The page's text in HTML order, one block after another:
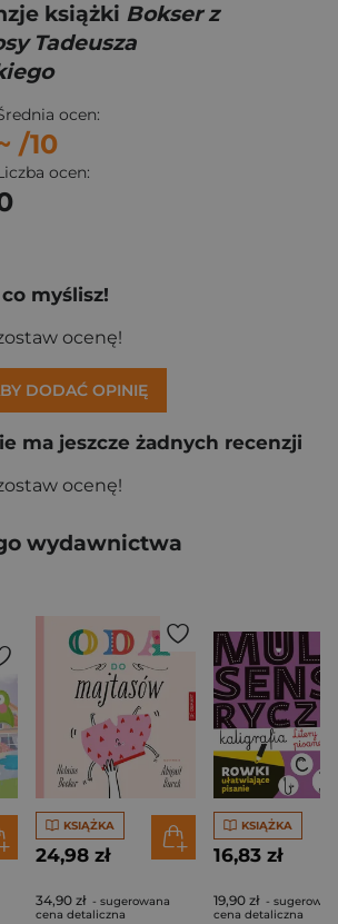
książki Bokser z
Tadeusza
ocen:
/10
ocen:
myślisz!
ocenę!
DODAĆ OPINIĘ
ma jeszcze żadnych recenzji
ocenę!
wydawnictwa
KSIĄŻKA
24,98 zł
34,90 zł - sugerowana
cena detaliczna
KSIĄŻKA
16,83 zł
19,90 zł -
cena detaliczna